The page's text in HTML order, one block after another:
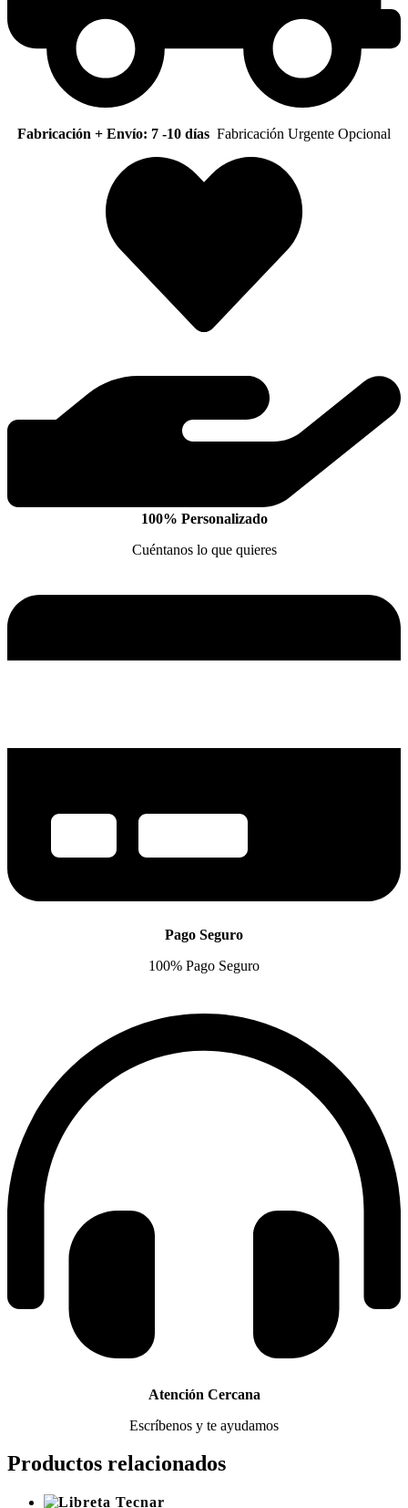
Fabricación + Envío: 7 -10 días Fabricación Urgente Opcional
100% Personalizado
Cuéntanos lo que quieres
Pago Seguro
100% Pago Seguro
Atención Cercana
Escríbenos y te ayudamos
Productos relacionados